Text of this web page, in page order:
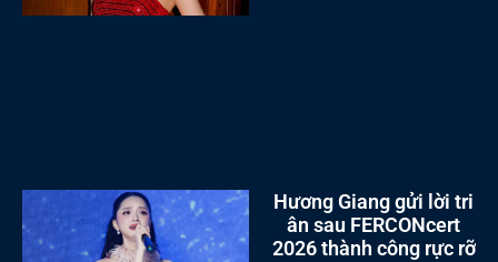
Hương Giang gửi lời tri
ân sau FERCONcert
2026 thành công rực rỡ